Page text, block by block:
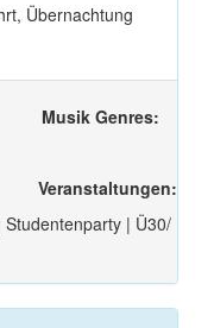
Übernachtung
Musik Genres:
Veranstaltungen:
| Ü30/